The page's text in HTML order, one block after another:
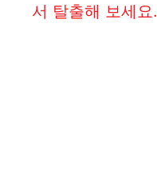
서 탈출해 보세요.